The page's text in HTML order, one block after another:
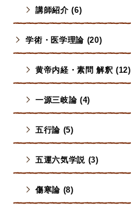
講師紹介 (6)
学術・医学理論 (20)
黄帝内経・素問 解釈 (12)
一源三岐論 (4)
五行論 (5)
五運六気学説 (3)
傷寒論 (8)